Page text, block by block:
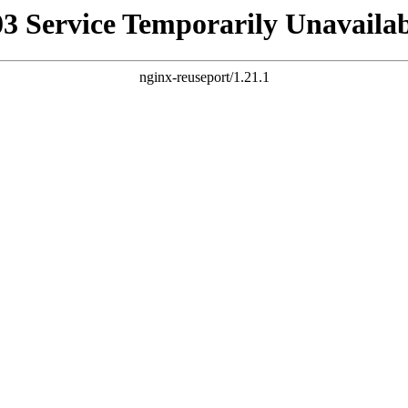
Service Temporarily
nginx-reuseport/1.21.1